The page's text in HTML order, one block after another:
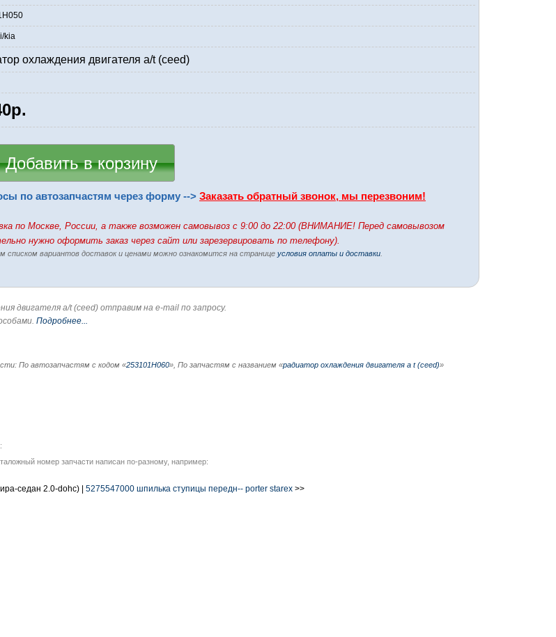
kia
охлаждения двигателя a/t (ceed)
Добавить в корзину
по автозапчастям через форму --> Заказать обратный звонок, мы перезвоним!
по Москве, России, а также возможен самовывоз c 9:00 до 22:00 (ВНИМАНИЕ! Перед самовывозом
нужно оформить заказ через сайт или зарезервировать по телефону).
списком вариантов доставок и ценами можно ознакомится на странице условия оплаты и доставки
двигателя a/t (ceed) отправим на e-mail по запросу.
Подробнее...
По автозапчастям с кодом «253101H060», По запчастям с названием «радиатор охлаждения двигателя a t (ceed)»
номер запчасти написан по-разному, например:
седан 2.0-dohc) | 5275547000 шпилька ступицы передн-- porter starex >>